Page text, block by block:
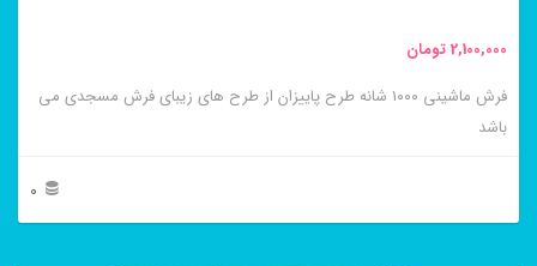
انتخاب
شوند
2,100,000تومان
فرش ماشینی ۱۰۰۰ شانه طرح پاییزان از طرح های زیبای فرش مسجدی می
باشد
0